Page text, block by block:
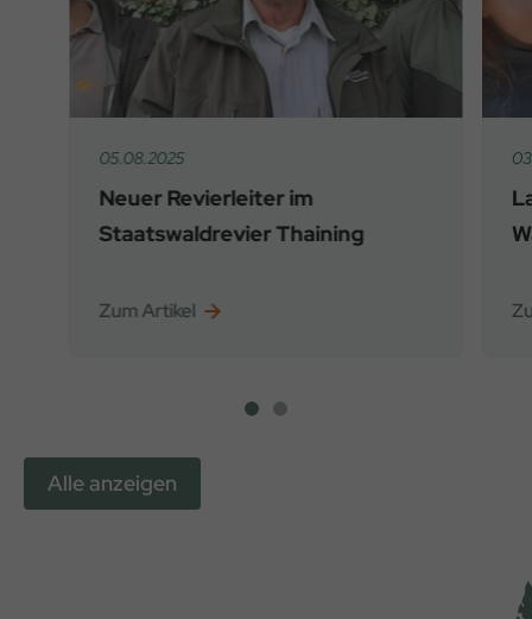
05.08.2025
Neuer Revierleiter im
Staatswaldrevier Thaining
Zum Artikel
Alle anzeigen